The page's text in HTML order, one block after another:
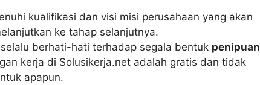
kualifikasi dan visi misi perusahaan yang akan
ke tahap selanjutnya.
berhati-hati terhadap segala bentuk penipuan
kerja di Solusikerja.net adalah gratis dan tidak
apapun.